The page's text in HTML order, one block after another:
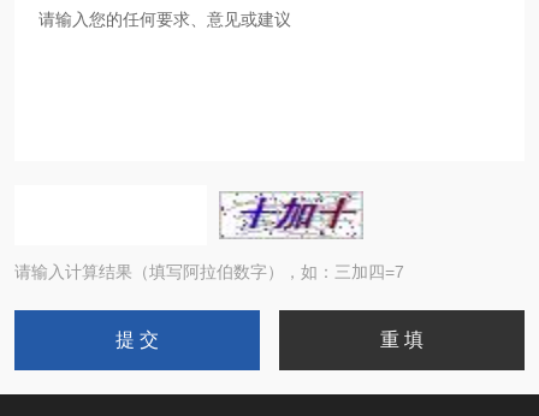
请输入计算结果（填写阿拉伯数字），如：三加四=7